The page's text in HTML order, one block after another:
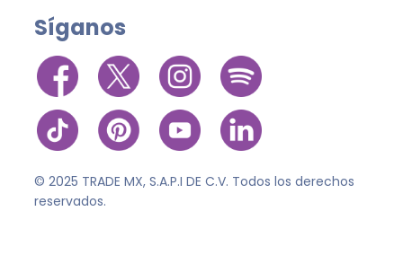
Síganos
© 2025 TRADE MX, S.A.P.I DE C.V. Todos los derechos
reservados.